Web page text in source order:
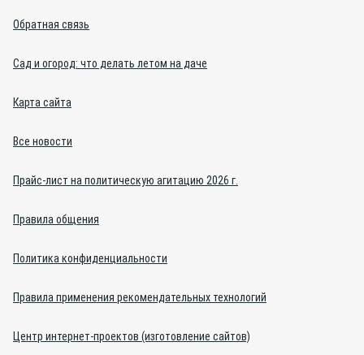
Обратная связь
Сад и огород: что делать летом на даче
Карта сайта
Все новости
Прайс-лист на политическую агитацию 2026 г.
Правила общения
Политика конфиденциальности
Правила применения рекомендательных технологий
Центр интернет-проектов (изготовление сайтов)